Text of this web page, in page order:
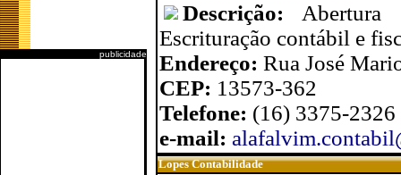
publicidade
Descrição: Abertura
Escrituração contábil e
Endereço: Rua José
CEP: 13573-362
Telefone: (16) 3375-
e-mail:
Lopes Contabilidade